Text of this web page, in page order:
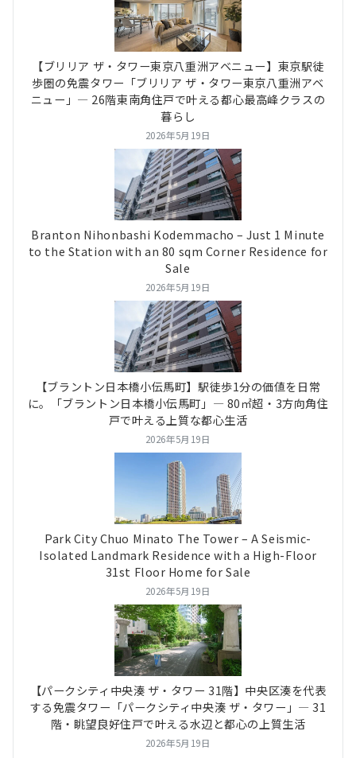
【ブリリア ザ・タワー東京八重洲アベニュー】東京駅徒
歩圏の免震タワー「ブリリア ザ・タワー東京八重洲アベ
ニュー」― 26階東南角住戸で叶える都心最高峰クラスの
暮らし
2026年5月19日
Branton Nihonbashi Kodemmacho – Just 1 Minute
to the Station with an 80 sqm Corner Residence for
Sale
2026年5月19日
【ブラントン日本橋小伝馬町】駅徒歩1分の価値を日常
に。「ブラントン日本橋小伝馬町」― 80㎡超・3方向角住
戸で叶える上質な都心生活
2026年5月19日
Park City Chuo Minato The Tower – A Seismic-
Isolated Landmark Residence with a High-Floor
31st Floor Home for Sale
2026年5月19日
【パークシティ中央湊 ザ・タワー 31階】中央区湊を代表
する免震タワー「パークシティ中央湊 ザ・タワー」― 31
階・眺望良好住戸で叶える水辺と都心の上質生活
2026年5月19日